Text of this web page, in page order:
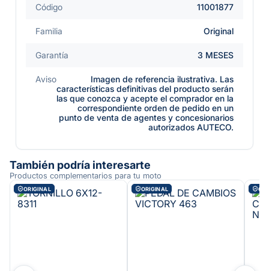
Código 11001877
Familia Original
Garantía 3 MESES
Aviso
Imagen de referencia ilustrativa. Las
características definitivas del producto serán
las que conozca y acepte el comprador en la
correspondiente orden de pedido en un
punto de venta de agentes y concesionarios
autorizados AUTECO.
También podría interesarte
Productos complementarios para tu moto
ORIGINAL ORIGINAL